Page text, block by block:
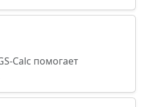
Calc помогает